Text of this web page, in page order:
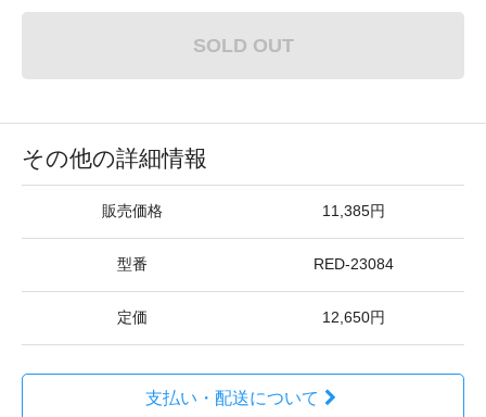
SOLD OUT
その他の詳細情報
販売価格 11,385円
型番 RED-23084
定価 12,650円
支払い・配送について